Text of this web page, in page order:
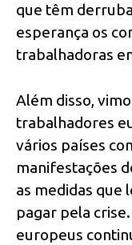
que têm
esperança os
trabalhadoras
Além disso,
trabalhadores
vários países
manifestações
as medidas que
pagar pela
europeus